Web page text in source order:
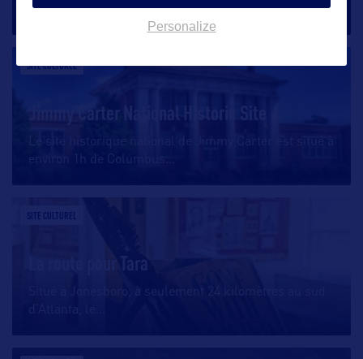
l’une des plus…
SITE CULTUREL
Jimmy Carter National Historic Site
Le site historique national de Jimmy Carter est situé à
environ 1h de Columbus
SITE CULTUREL
La route pour Tara
Situé à Jonesboro, à seulement 24 kilomètres au sud
Personalize